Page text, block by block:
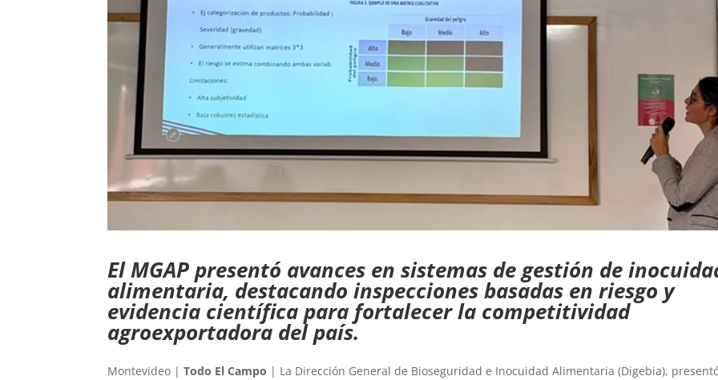
El MGAP presentó avances en sistemas de gestión de
alimentaria, destacando inspecciones basadas en riesgo y
evidencia científica para fortalecer la competitividad
agroexportadora del país.
Montevideo |Todo El Campo | La Dirección General de Bioseguridad e Inocuidad Alimentaria (Digebia),